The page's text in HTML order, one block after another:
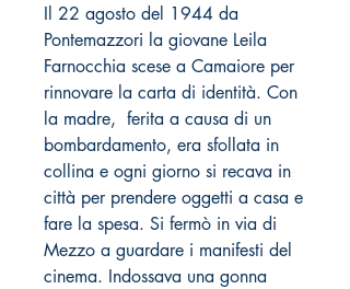
Il 22 agosto del 1944 da
Pontemazzori la giovane Leila
Farnocchia scese a Camaiore per
rinnovare la carta di identità. Con
la madre, ferita a causa di un
bombardamento, era sfollata in
collina e ogni giorno si recava in
città per prendere oggetti a casa e
fare la spesa. Si fermò in via di
Mezzo a guardare i manifesti del
cinema. Indossava una gonna